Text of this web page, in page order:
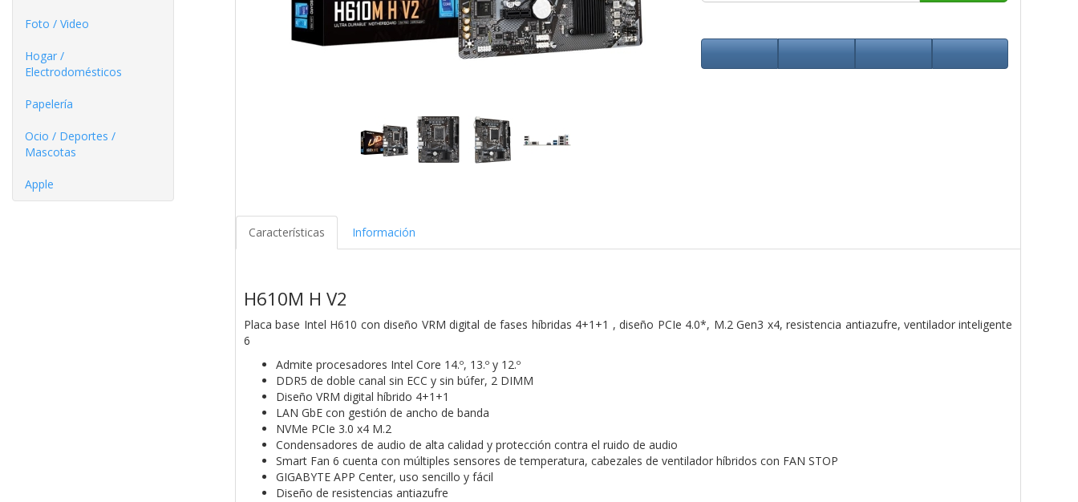
Foto / Video
Hogar /
Electrodomésticos
Papelería
Ocio / Deportes /
Mascotas
Apple
Características Información
H610M H V2
Placa base Intel H610 con diseño VRM digital de fases híbridas 4+1+1 , diseño PCIe 4.0*, M.2 Gen3 x4, resistencia antiazufre, ventilador inteligente
6
Admite procesadores Intel Core 14.º, 13.º y 12.º
DDR5 de doble canal sin ECC y sin búfer, 2 DIMM
Diseño VRM digital híbrido 4+1+1
LAN GbE con gestión de ancho de banda
NVMe PCIe 3.0 x4 M.2
Condensadores de audio de alta calidad y protección contra el ruido de audio
Smart Fan 6 cuenta con múltiples sensores de temperatura, cabezales de ventilador híbridos con FAN STOP
GIGABYTE APP Center, uso sencillo y fácil
Diseño de resistencias antiazufre